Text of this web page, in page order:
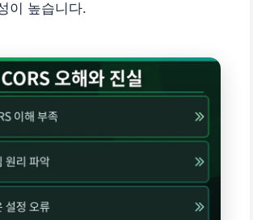
이 높습니다.